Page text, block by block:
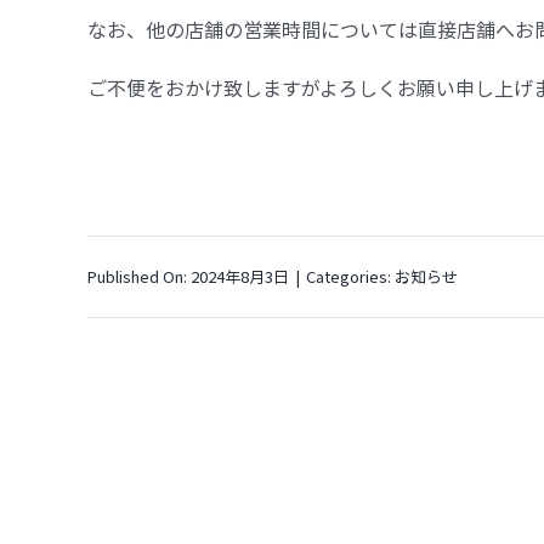
なお、他の店舗の営業時間については直接店舗へお
ご不便をおかけ致しますがよろしくお願い申し上げ
Published On: 2024年8月3日 | Categories: お知らせ